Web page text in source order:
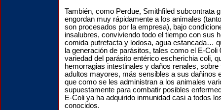
También, como Perdue, Smithfiled subcontrata
engordan muy rápidamente a los animales
son procesados por la empresa), bajo
insalubres, conviviendo todo el tiempo con sus
comida putrefacta y lodosa, agua estancada…
la generación de parásitos, tales como el E-Coli
variedad del parásito entérico escherichia coli,
hemorragias intestinales y daños renales, sobre
adultos mayores, más sensibles a sus dañinos
que como se les administran a los animales
supuestamente para combatir posibles
E-Coli ya ha adquirido inmunidad casi a todos
conocidos.